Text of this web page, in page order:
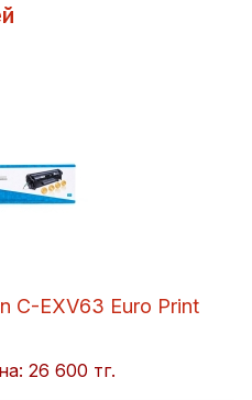
C-EXV63 Euro Print
26 600 тг.